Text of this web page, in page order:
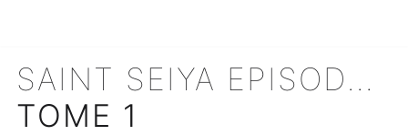
SAINT SEIYA EPISODE G
TOME 1